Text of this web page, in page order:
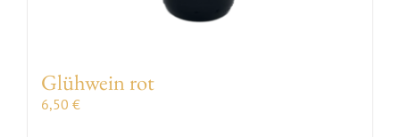
Glühwein rot
6,50 €